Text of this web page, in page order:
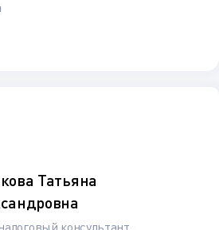
Татьяна